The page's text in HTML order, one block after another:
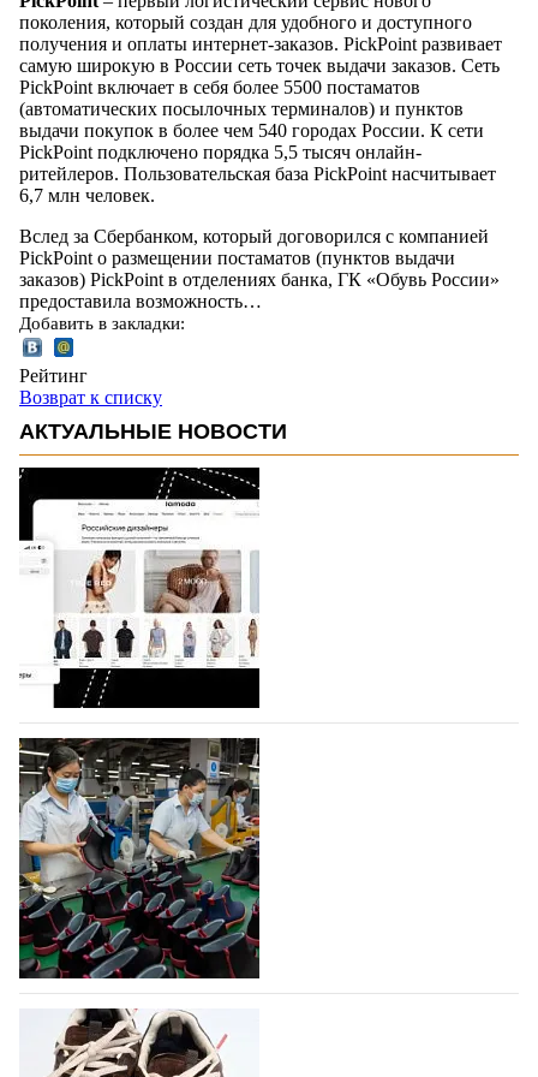
поколения, который создан для удобного и доступного
получения и оплаты интернет-заказов. PickPoint развивает
самую широкую в России сеть точек выдачи заказов. Сеть
PickPoint включает в себя более 5500 постаматов
(автоматических посылочных терминалов) и пунктов
выдачи покупок в более чем 540 городах России. К сети
PickPoint подключено порядка 5,5 тысяч онлайн-
ритейлеров. Пользовательская база PickPoint насчитывает
6,7 млн человек.
Вслед за Сбербанком, который договорился с компанией
PickPoint о размещении постаматов (пунктов выдачи
заказов) PickPoint в отделениях банка, ГК «Обувь России»
предоставила возможность…
Добавить в закладки:
Рейтинг
Возврат к списку
АКТУАЛЬНЫЕ НОВОСТИ
На платформе Lamoda - новый раздел и
условия продвижения локальных
дизайнерских марок
Российский маркетплейс Lamoda решил обновить
раздел для продажи продукции локальных
дизайнерских марок одежды, обуви и аксессуаров.
Бренды также получат маркетинговую…
06.08.2026 325
Объем мирового производства обуви в
2025 году практически не увеличился